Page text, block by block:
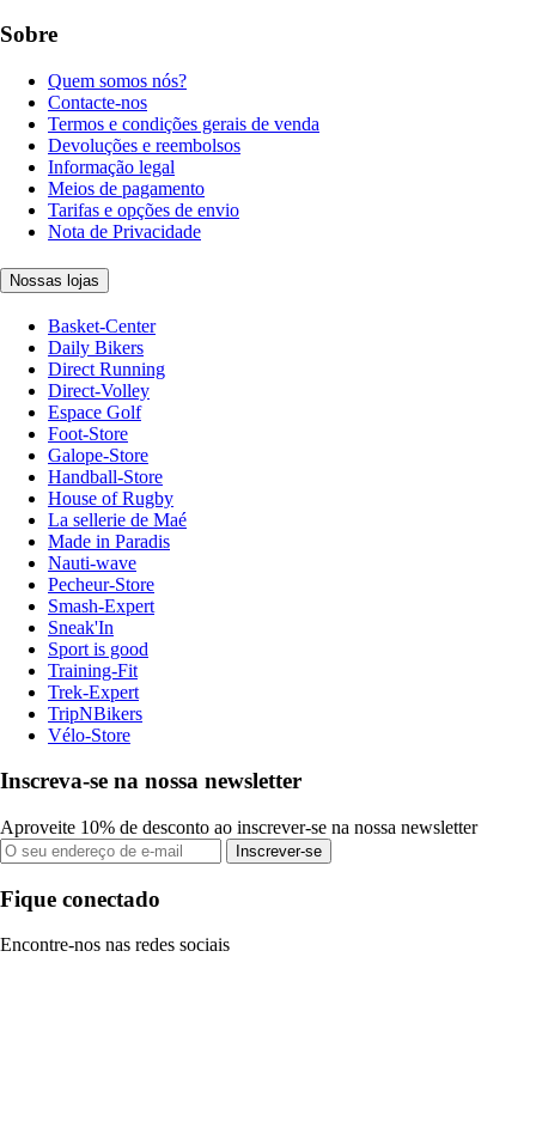
Sobre
Quem somos nós?
Contacte-nos
Termos e condições gerais de venda
Devoluções e reembolsos
Informação legal
Meios de pagamento
Tarifas e opções de envio
Nota de Privacidade
Nossas lojas
Basket-Center
Daily Bikers
Direct Running
Direct-Volley
Espace Golf
Foot-Store
Galope-Store
Handball-Store
House of Rugby
La sellerie de Maé
Made in Paradis
Nauti-wave
Pecheur-Store
Smash-Expert
Sneak'In
Sport is good
Training-Fit
Trek-Expert
TripNBikers
Vélo-Store
Inscreva-se na nossa newsletter
Aproveite 10% de desconto ao inscrever-se na nossa newsletter
Inscrever-se
Fique conectado
Encontre-nos nas redes sociais